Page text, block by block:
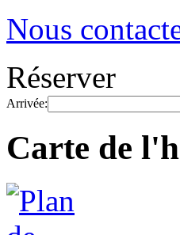
Nous
Réserver
Arrivée:
Carte de